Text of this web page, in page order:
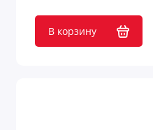
В корзину